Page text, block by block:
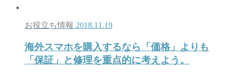
お役立ち情報 2018.11.19
海外スマホを購入するなら「価格」よりも
「保証」と修理を重点的に考えよう。